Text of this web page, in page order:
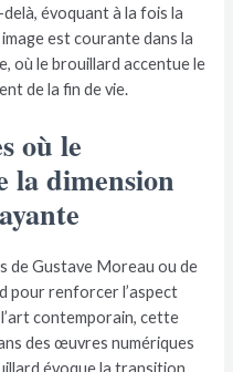
évoquant à la fois la
est courante dans la
où le brouillard accentue le
de la fin de vie.
où le
la dimension
de Gustave Moreau ou de
pour renforcer l’aspect
contemporain, cette
des œuvres numériques
évoque la transition